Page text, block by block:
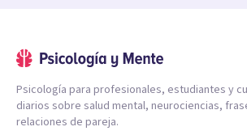
Psicología para profesionales, estudiantes y
diarios sobre salud mental, neurociencias,
relaciones de pareja.